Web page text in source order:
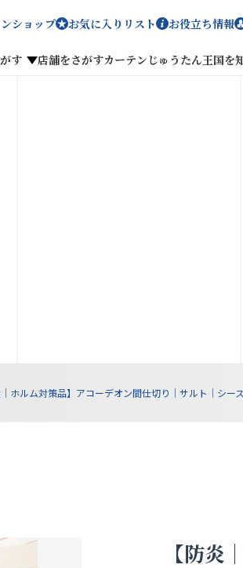
ショップ お気に入りリスト お役立ち情報
す 店舗をさがすカーテンじゅうたん王国を
｜ホルム対策品】アコーデオン間仕切り｜サルト｜シー
【防炎